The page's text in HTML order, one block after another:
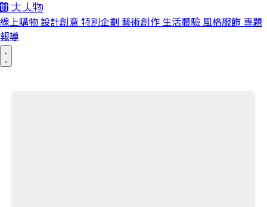
線上購物 設計創意 特別企劃 藝術創作 生活體驗 風格服飾 專題
報導